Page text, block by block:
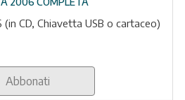
CD, Chiavetta USB o cartaceo)
Abbonati